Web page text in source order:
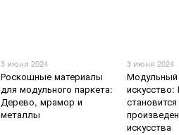
3 июня 2024
Роскошные материалы
для модульного паркета:
Дерево, мрамор и
металлы
3 июня 2024
Модульный
становится
искусства